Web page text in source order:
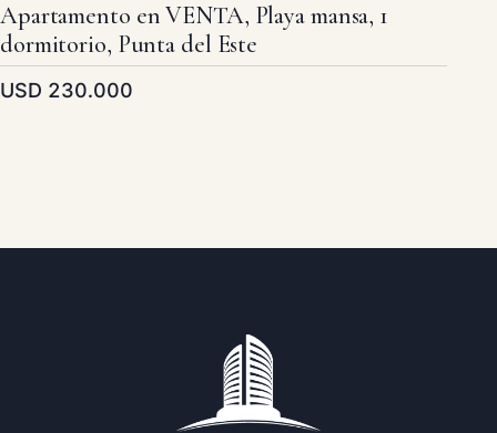
Apartamento en VENTA, Playa mansa, 1
dormitorio, Punta del Este
USD 230.000